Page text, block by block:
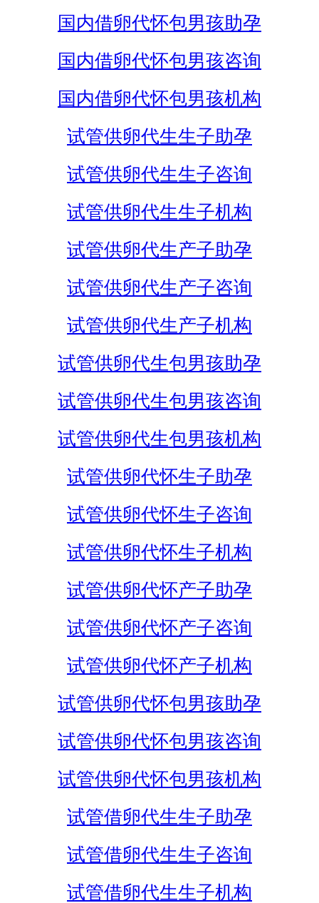
国内借卵代怀包男孩助孕
国内借卵代怀包男孩咨询
国内借卵代怀包男孩机构
试管供卵代生生子助孕
试管供卵代生生子咨询
试管供卵代生生子机构
试管供卵代生产子助孕
试管供卵代生产子咨询
试管供卵代生产子机构
试管供卵代生包男孩助孕
试管供卵代生包男孩咨询
试管供卵代生包男孩机构
试管供卵代怀生子助孕
试管供卵代怀生子咨询
试管供卵代怀生子机构
试管供卵代怀产子助孕
试管供卵代怀产子咨询
试管供卵代怀产子机构
试管供卵代怀包男孩助孕
试管供卵代怀包男孩咨询
试管供卵代怀包男孩机构
试管借卵代生生子助孕
试管借卵代生生子咨询
试管借卵代生生子机构